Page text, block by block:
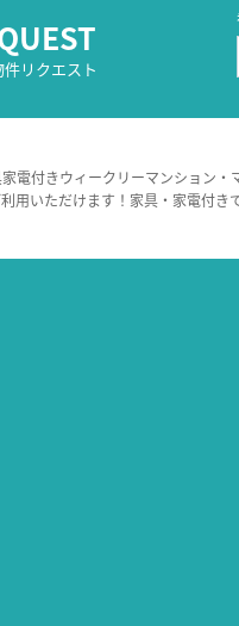
リクエスト
電付きウィークリーマンション
用いただけます！家具・家電付き